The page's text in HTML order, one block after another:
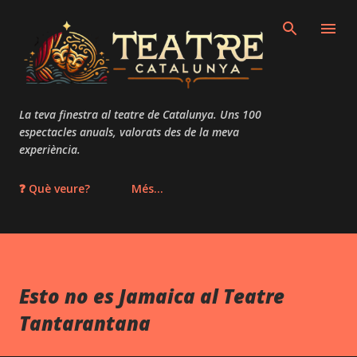
La teva finestra al teatre de Catalunya. Uns 100
espectacles anuals, valorats des de la meva
experiència.
❓ Què veure? Més…
Esto no es Jamaica al Teatre
Tantarantana